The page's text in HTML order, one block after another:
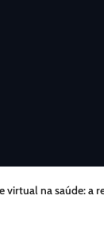
virtual na saúde: a